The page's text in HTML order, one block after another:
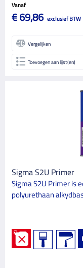
Vanaf
€ 69,86 exclusief BTW
Vergelijken
Toevoegen aan lijst(en)
Sigma S2U Primer
Sigma S2U Primer is
polyurethaan